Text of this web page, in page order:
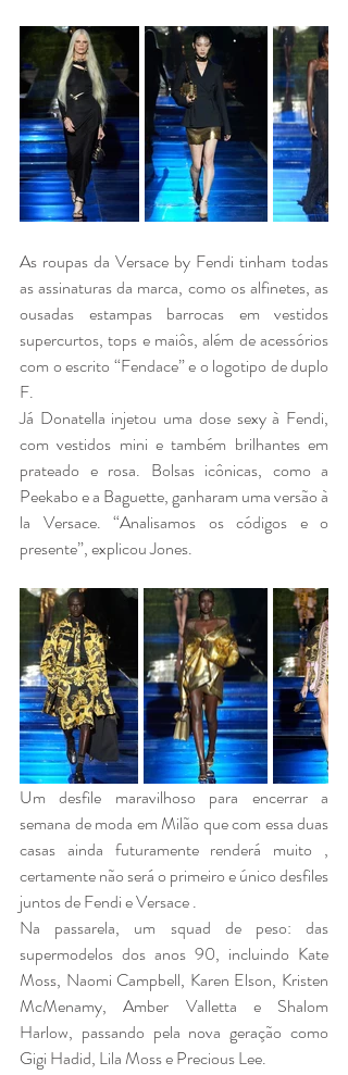
As roupas da Versace by Fendi tinham todas
as assinaturas da marca, como os alfinetes, as
ousadas estampas barrocas em vestidos
supercurtos, tops e maiôs, além de acessórios
com o escrito “Fendace” e o logotipo de duplo
F.
Já Donatella injetou uma dose sexy à Fendi,
com vestidos mini e também brilhantes em
prateado e rosa. Bolsas icônicas, como a
Peekabo e a Baguette, ganharam uma versão à
la Versace. “Analisamos os códigos e o
presente”, explicou Jones.
Um desfile maravilhoso para encerrar a
semana de moda em Milão que com essa duas
casas ainda futuramente renderá muito ,
certamente não será o primeiro e único desfiles
juntos de Fendi e Versace .
Na passarela, um squad de peso: das
supermodelos dos anos 90, incluindo Kate
Moss, Naomi Campbell, Karen Elson, Kristen
McMenamy, Amber Valletta e Shalom
Harlow, passando pela nova geração como
Gigi Hadid, Lila Moss e Precious Lee.